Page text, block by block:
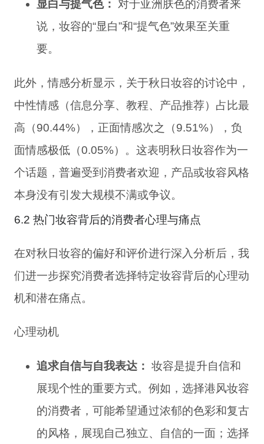
显白与提气色： 对于亚洲肤色的消费者来
说，妆容的“显白”和“提气色”效果至关重
要。
此外，情感分析显示，关于秋日妆容的讨论中，
中性情感（信息分享、教程、产品推荐）占比最
高（90.44%），正面情感次之（9.51%），负
面情感极低（0.05%）。这表明秋日妆容作为一
个话题，普遍受到消费者欢迎，产品或妆容风格
本身没有引发大规模不满或争议。
6.2 热门妆容背后的消费者心理与痛点
在对秋日妆容的偏好和评价进行深入分析后，我
们进一步探究消费者选择特定妆容背后的心理动
机和潜在痛点。
心理动机
追求自信与自我表达： 妆容是提升自信和
展现个性的重要方式。例如，选择港风妆容
的消费者，可能希望通过浓郁的色彩和复古
的风格，展现自己独立、自信的一面；选择